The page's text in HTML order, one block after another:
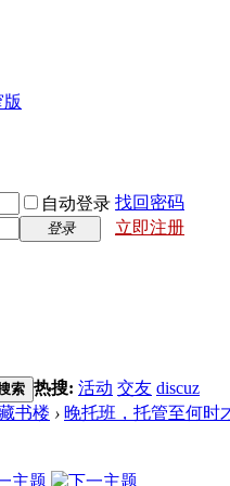
自动登录 找回密码
登录 立即注册
索 热搜: 活动 交友 discuz
书楼 › 晚托班，托管至何时